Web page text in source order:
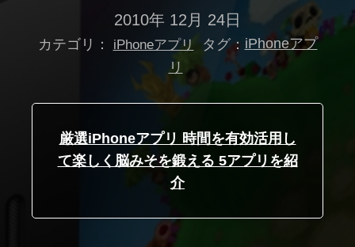
2010年 12月 24日
カテゴリ： iPhoneアプリ タグ： iPhoneアプ
リ
厳選iPhoneアプリ 時間を有効活用し
て楽しく脳みそを鍛える 5アプリを紹
介